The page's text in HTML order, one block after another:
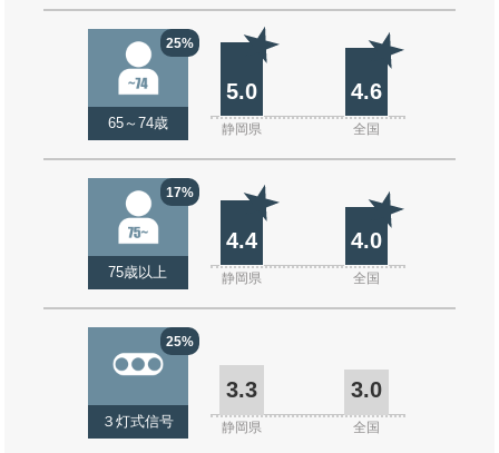
25%
65～74歳
5.0 4.6
静岡県 全国
17%
75歳以上
4.4 4.0
静岡県 全国
25%
３灯式信号
3.3 3.0
静岡県 全国